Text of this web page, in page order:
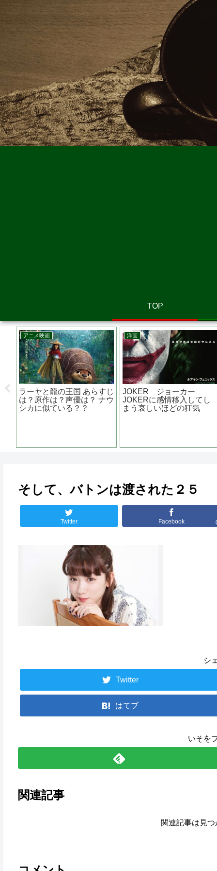
TOP
洋画
Ｇ．Ｉ．ジョー 漆黒のス
ネークアイズ あらすじは？
キャストは？ 日本のロケ地
洋画
テスラ エジソンが恐れた
天才 あらすじは？原作は？
テスラ・モーターズと関係
そして、バトンは渡された２５
Twitter Facebook
シ
Twitter
はてブ
いそを
関連記事
関連記事は見